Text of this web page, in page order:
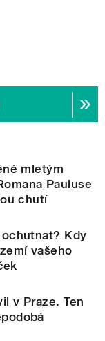
mletým
Pauluse
chutí
Kdy
vašeho
v Praze. Ten